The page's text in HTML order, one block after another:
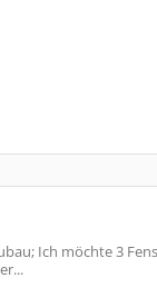
Ich möchte 3